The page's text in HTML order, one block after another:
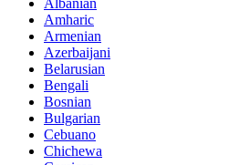
Amharic
Armenian
Azerbaijani
Belarusian
Bengali
Bosnian
Bulgarian
Cebuano
Chichewa